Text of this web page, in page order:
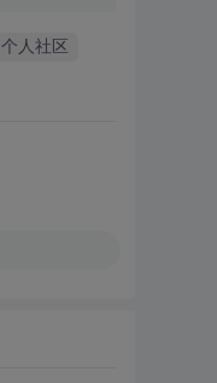
个人社区